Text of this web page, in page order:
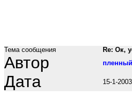
Тема сообщения Re: Ок,
Автор
Дата 15-1-